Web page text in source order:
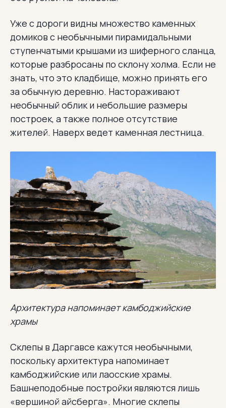
Уже с дороги видны множество каменных
домиков с необычными пирамидальными
ступенчатыми крышами из шиферного сланца,
которые разбросаны по склону холма. Если не
знать, что это кладбище, можно принять его
за обычную деревню. Настораживают
необычный облик и небольшие размеры
построек, а также полное отсутствие
жителей. Наверх ведет каменная лестница.
Архитектура напоминает камбоджийские
храмы
Склепы в Даргавсе кажутся необычными,
поскольку архитектура напоминает
камбоджийские или лаосские храмы.
Башнеподобные постройки являются лишь
«вершиной айсберга». Многие склепы